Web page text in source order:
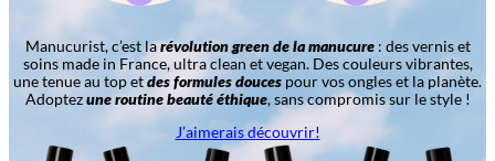
Manucurist, c’est larévolution green de la manucure: des vernis et
soins made in France, ultra clean et vegan. Des couleurs vibrantes,
une tenue au top etdes formules douces pour vos ongles et la planète.
Adoptezune routine beauté éthique, sans compromis sur le style !
J’aimerais découvrir!